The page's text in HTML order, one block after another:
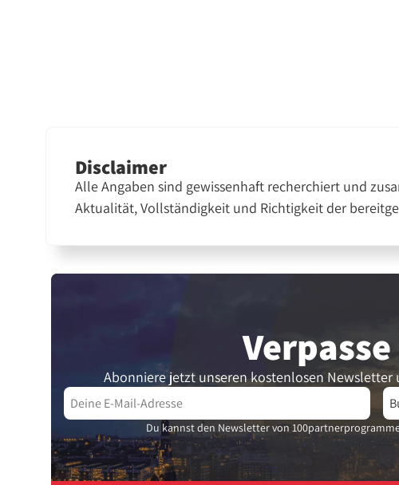
Disclaimer
Alle Angaben sind gewissenhaft recherchiert und
Aktualität, Vollständigkeit und Richtigkeit der
Abonniere jetzt unseren kostenlosen
Du kannst den Newsletter von